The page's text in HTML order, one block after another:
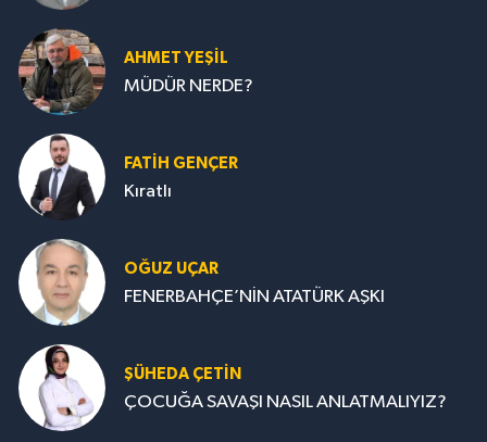
AHMET YEŞİL
MÜDÜR NERDE?
FATIH GENÇER
Kıratlı
OĞUZ UÇAR
FENERBAHÇE’NİN ATATÜRK AŞKI
ŞÜHEDA ÇETİN
ÇOCUĞA SAVAŞI NASIL ANLATMALIYIZ?